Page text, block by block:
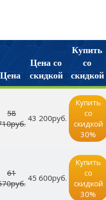
Цена
Цена со
скидкой
Купить
со
скидкой
58
43 200руб.
Купить
со
скидкой
30%
61
45 600руб.
Купить
со
скидкой
30%